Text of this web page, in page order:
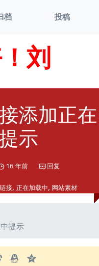
刘
档 投稿
添加正在
示
16 年前 回复
接, 正在加载中, 网站素材
提示